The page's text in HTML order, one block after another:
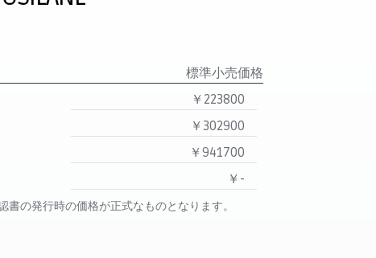
標準小売価格
￥223800
￥302900
￥941700
￥-
の発行時の価格が正式なものとなります。